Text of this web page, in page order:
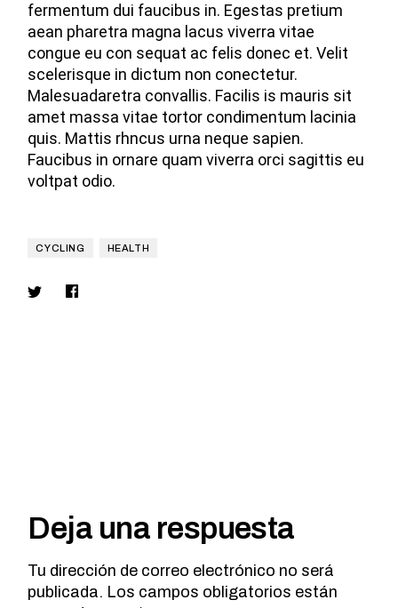
fermentum dui faucibus in. Egestas pretium
aean pharetra magna lacus viverra vitae
congue eu con sequat ac felis donec et. Velit
scelerisque in dictum non conectetur.
Malesuadaretra convallis. Facilis is mauris sit
amet massa vitae tortor condimentum lacinia
quis. Mattis rhncus urna neque sapien.
Faucibus in ornare quam viverra orci sagittis eu
voltpat odio.
CYCLING HEALTH
Deja una respuesta
Tu dirección de correo electrónico no será
publicada. Los campos obligatorios están